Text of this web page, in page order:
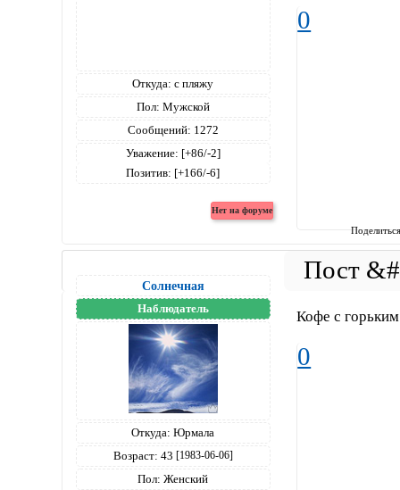
Откуда: с пляжу
Пол: Мужской
Сообщений: 1272
Уважение: [+86/-2]
Позитив: [+166/-6]
0
Солнечная
Наблюдатель
Откуда: Юрмала
Возраст: 43 [1983-06-06]
Пол: Женский
Кофе с
0